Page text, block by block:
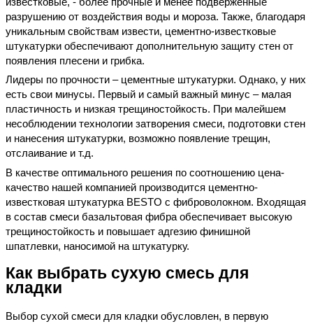
разрушению от воздействия воды и мороза. Также, благодаря
уникальным свойствам извести, цементно-известковые
штукатурки обеспечивают дополнительную защиту стен от
появления плесени и грибка.
Лидеры по прочности – цементные штукатурки. Однако, у них
есть свои минусы. Первый и самый важный минус – малая
пластичность и низкая трещиностойкость. При малейшем
несоблюдении технологии затворения смеси, подготовки стен
и нанесения штукатурки, возможно появление трещин,
отслаивание и т.д.
В качестве оптимального решения по соотношению цена-
качество нашей компанией производится цементно-
известковая штукатурка BESTO с фиброволокном. Входящая
в состав смеси базальтовая фибра обеспечивает высокую
трещиностойкость и повышает адгезию финишной
шпатлевки, наносимой на штукатурку.
Как выбрать сухую смесь для
кладки
Выбор сухой смеси для кладки обусловлен, в первую